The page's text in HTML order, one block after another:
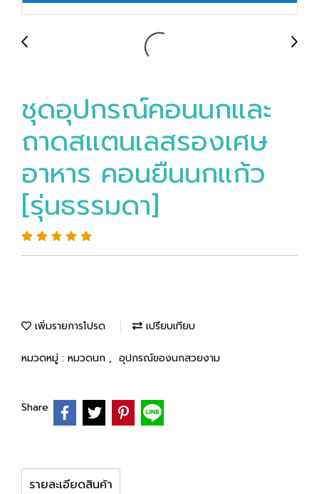
ชุดอุปกรณ์คอนนกและ
ถาดสแตนเลสรองเศษ
อาหาร คอนยืนนกแก้ว
[รุ่นธรรมดา]
เพิ่มรายการโปรด เปรียบเทียบ
หมวดหมู่ : หมวดนก , อุปกรณ์ของนกสวยงาม
Share
รายละเอียดสินค้า